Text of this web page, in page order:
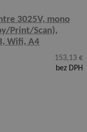
3025V, mono
Print/Scan),
Wifi, A4
153,13 €
bez DPH